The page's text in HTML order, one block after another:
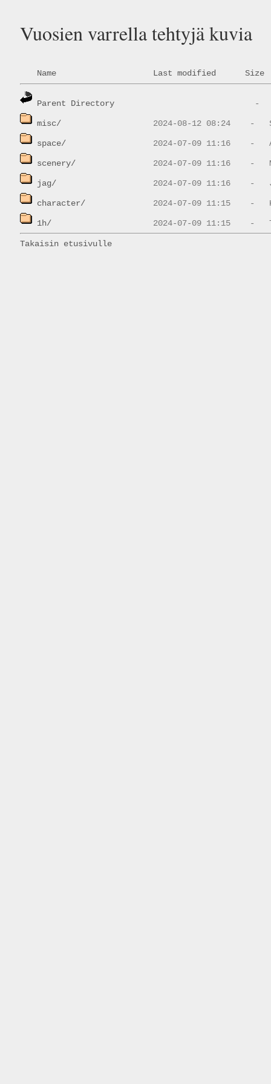
Vuosien varrella tehtyjä kuvia
Name Last modified Size
Parent Directory
misc/
space/
scenery/
jag/
character/
1h/
Takaisin etusivulle